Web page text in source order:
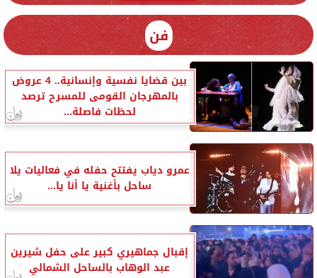
فن
بين قضايا نفسية وإنسانية.. 4 عروض
بالمهرجان القومى للمسرح ترصد
لحظات فاصلة...
عمرو دياب يفتتح حفله في فعاليات يلا
ساحل بأغنية يا أنا يا...
إقبال جماهيري كبير على حفل شيرين
عبد الوهاب بالساحل الشمالي